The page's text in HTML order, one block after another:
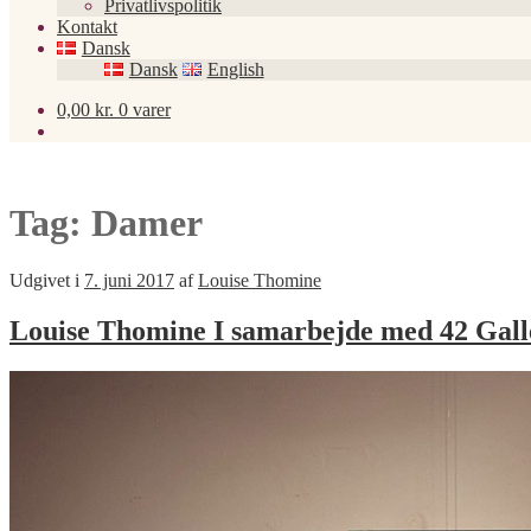
Privatlivspolitik
Kontakt
Dansk
Dansk
English
0,00 kr. 0 varer
Tag: Damer
Udgivet i 7. juni 2017 afLouise Thomine
Louise Thomine I samarbejde med 42